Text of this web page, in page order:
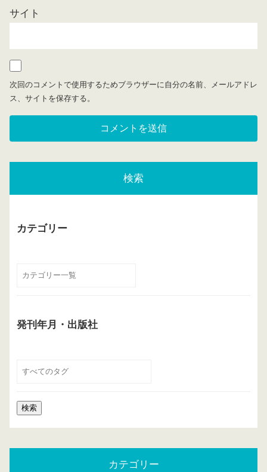
サイト
次回のコメントで使用するためブラウザーに自分の名前、メールアドレ
ス、サイトを保存する。
検索
カテゴリー
発刊年月・出版社
カテゴリー